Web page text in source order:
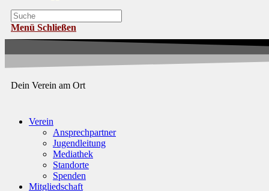
Menü Schließen
Dein Verein am Ort
Verein
Ansprechpartner
Jugendleitung
Mediathek
Standorte
Spenden
Mitgliedschaft